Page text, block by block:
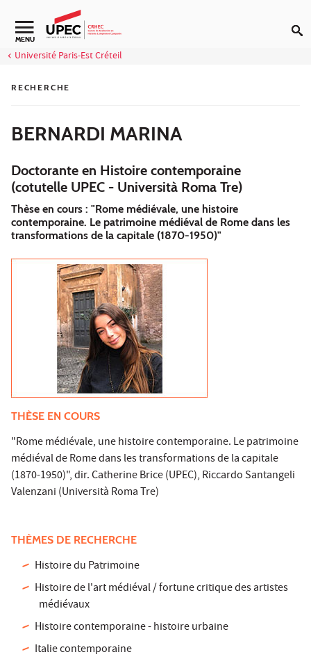
Aller au contenu
Navigation secondaire
MENU
Université Paris-Est Créteil
RECHERCHE
BERNARDI MARINA
Doctorante en Histoire contemporaine
(cotutelle UPEC - Università Roma Tre)
Thèse en cours : "Rome médiévale, une histoire
contemporaine. Le patrimoine médiéval de Rome dans les
transformations de la capitale (1870-1950)"
THÈSE EN COURS
"Rome médiévale, une histoire contemporaine. Le patrimoine
médiéval de Rome dans les transformations de la capitale
(1870-1950)", dir. Catherine Brice (UPEC), Riccardo Santangeli
Valenzani (Università Roma Tre)
THÈMES DE RECHERCHE
Histoire du Patrimoine
Histoire de l'art médiéval / fortune critique des artistes
médiévaux
Histoire contemporaine - histoire urbaine
Italie contemporaine